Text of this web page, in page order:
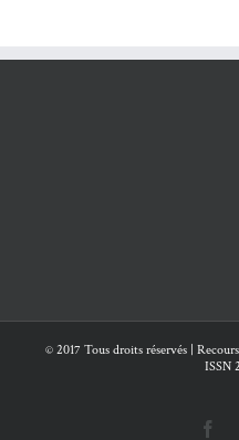
© 2017 Tous droits réservés |
ISSN